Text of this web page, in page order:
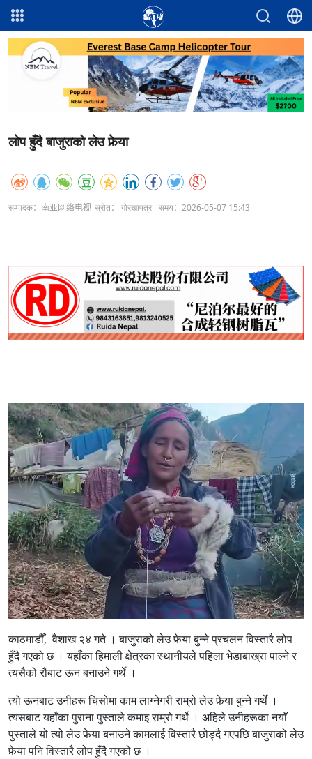
लोप हुँदै बाजुराको लेउ फेर्‍या
सम्पादक：南亚网络电视 स्रोत： गोरखापत्र समय：2026-05-07 15:43
काठमाडौँ, वैशाख २४ गते । बाजुराको लेउ फेर्‍या बुन्ने प्रचलन विस्तारै लोप
हुँदै गएको छ । यहाँका हिमाली क्षेत्रका स्थानीयले पहिला भेडाबाख्रा पाल्ने र
त्यसैको रौंबाट ऊन बनाउने गर्थे ।
त्यो ऊनबाट उनीहरू चिसोमा काम लाग्नेगरी राम्रो लेउ फेर्‍या बुन्ने गर्थे ।
त्यसबाट यहाँका पुराना पुस्ताले कमाइ राम्रो गर्थे । अहिले उनीहरूका नयाँ
पुस्ताले यो त्यो लेउ फेर्‍या बनाउने कामलाई विस्तारै छोड्दै गएपछि बाजुराको लेउ
फेर्‍या पनि विस्तारै लोप हुँदै गएको छ ।